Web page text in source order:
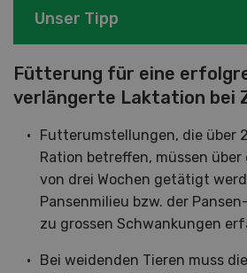
Unser Tipp
Fütterung für eine
verlängerte Laktation bei
Futterumstellungen, die über
Ration betreffen, müssen
von drei Wochen getätigt
Pansenmilieu bzw. der
zu grossen Schwankungen
Bei weidenden Tieren muss